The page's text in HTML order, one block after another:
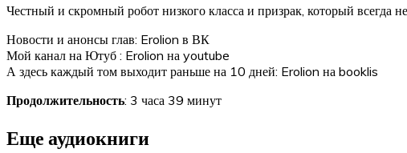
Честный и скромный робот низкого класса и призрак, который всегда
Новости и анонсы глав: Erolion в ВК
Мой канал на Ютуб : Erolion на youtube
А здесь каждый том выходит раньше на 10 дней: Erolion на booklis
Продолжительность: 3 часа 39 минут
Еще аудиокниги